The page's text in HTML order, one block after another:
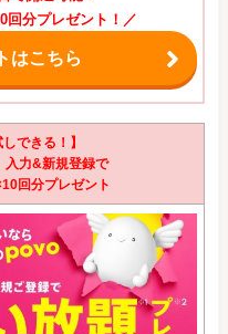
回分プレゼント！／
はこちら
できる！】
入力&新規登録で
回分プレゼント